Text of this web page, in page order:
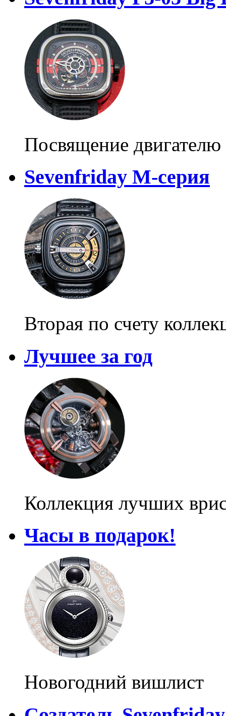
Посвящение
Sevenfriday M-серия
Вторая по счету
Лучшее за год
Коллекция лучших
Часы в подарок!
Новогодний вишлист